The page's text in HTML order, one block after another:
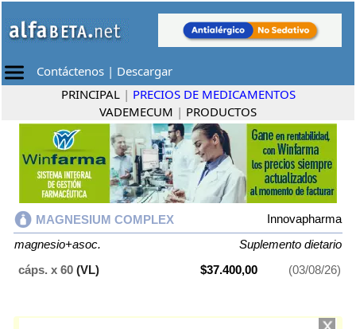
Contáctenos | Descargar
PRINCIPAL | PRECIOS DE MEDICAMENTOS
VADEMECUM | PRODUCTOS
MAGNESIUM COMPLEX
Innovapharma
magnesio+asoc.
Suplemento dietario
cáps. x 60 (VL) $37.400,00 (03/08/26)